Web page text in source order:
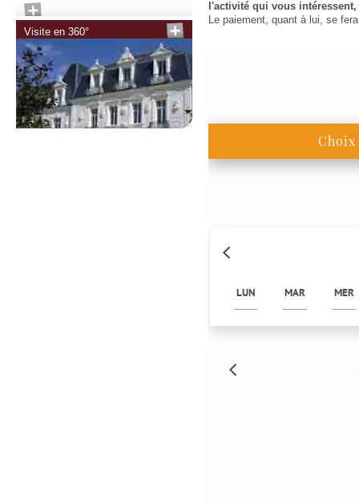
Visite en 360°
l'activité qui vous
Le paiement, quant à lui, se